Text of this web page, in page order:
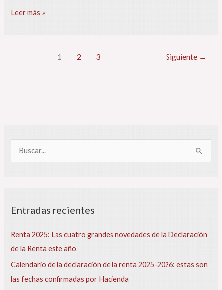
2025
Leer más »
1 2 3 Siguiente →
a
p
o
r
:
Entradas recientes
Renta 2025: Las cuatro grandes novedades de la Declaración
de la Renta este año
Calendario de la declaración de la renta 2025-2026: estas son
las fechas confirmadas por Hacienda